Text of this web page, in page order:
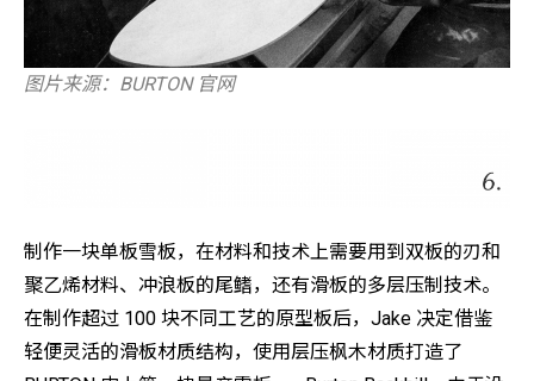
图片来源：BURTON 官网
制作一块单板雪板，在材料和技术上需要用到双板的刃和
聚乙烯材料、冲浪板的尾鳍，还有滑板的多层压制技术。
在制作超过 100 块不同工艺的原型板后，Jake 决定借鉴
轻便灵活的滑板材质结构，使用层压枫木材质打造了